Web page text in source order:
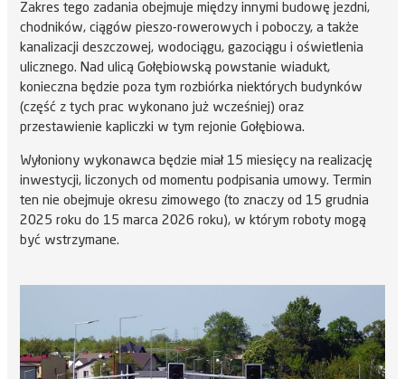
Zakres tego zadania obejmuje między innymi budowę jezdni,
chodników, ciągów pieszo-rowerowych i poboczy, a także
kanalizacji deszczowej, wodociągu, gazociągu i oświetlenia
ulicznego. Nad ulicą Gołębiowską powstanie wiadukt,
konieczna będzie poza tym rozbiórka niektórych budynków
(część z tych prac wykonano już wcześniej) oraz
przestawienie kapliczki w tym rejonie Gołębiowa.
Wyłoniony wykonawca będzie miał 15 miesięcy na realizację
inwestycji, liczonych od momentu podpisania umowy. Termin
ten nie obejmuje okresu zimowego (to znaczy od 15 grudnia
2025 roku do 15 marca 2026 roku), w którym roboty mogą
być wstrzymane.